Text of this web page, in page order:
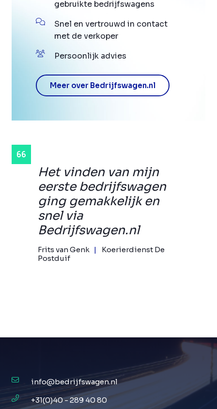
Het vinden van mijn
eerste bedrijfswagen
ging gemakkelijk en
snel via
Bedrijfswagen.nl
Frits van Genk
Koerierdienst De
Postduif
gebruikte bedrijfswagens
Snel en vertrouwd in contact
met de verkoper
Persoonlijk advies
Meer over Bedrijfswagen.nl
info@bedrijfswagen.nl
+31(0)40 - 289 40 80